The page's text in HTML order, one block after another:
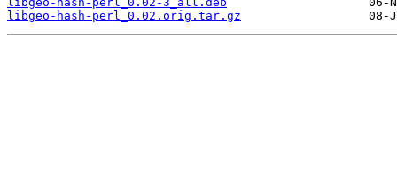
libgeo-hash-perl_0.02.orig.tar.gz